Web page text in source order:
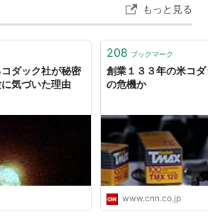
だっく
Company）、通称コダック
デジタルカメラへの対応が遅れたた
米連邦破産法11章（日本の民事再生
ーヨーク州の米連邦破産裁判所に
もっと見る
ダック社が秘密
気づいた理由
208 ブックマーク
創業１３３年の米コ
の危機か
www.cnn.co.jp